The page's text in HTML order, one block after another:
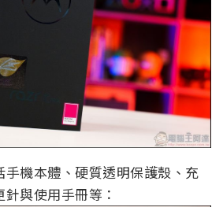
機本體、硬質透明保護殼、充
與使用手冊等：